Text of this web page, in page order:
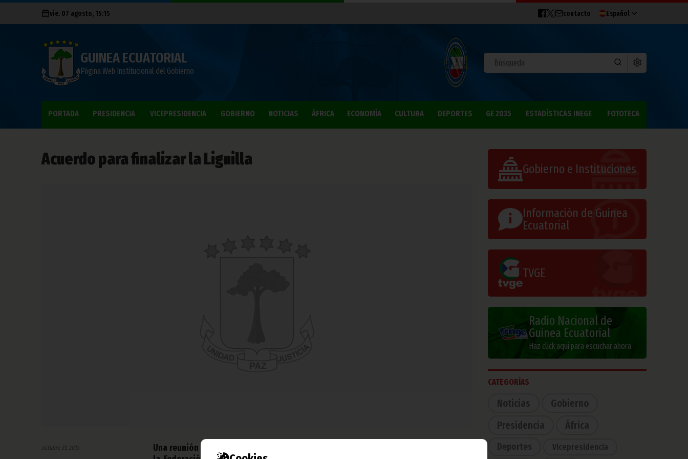
vie. 07 agosto, 15:15 contacto Español
GUINEA ECUATORIAL
Página Web Institucional del Gobierno
PORTADA PRESIDENCIA VICEPRESIDENCIA GOBIERNO NOTICIAS ÁFRICA ECONOMÍA CULTURA DEPORTES GE 2035 ESTADÍSTICAS INEGE FOTOTECA
Acuerdo para finalizar la Liguilla
octubre 31, 2013
Una reunión de relevancia ha tenido lugar estos días en Malabo entre la directiva de
Gobierno e Instituciones
Información de Guinea
Ecuatorial
TVGE
Radio Nacional de
Guinea Ecuatorial
Haz click aquí para escuchar ahora
CATEGORÍAS
Noticias
Gobierno
Presidencia
África
Deportes Vicepresidencia